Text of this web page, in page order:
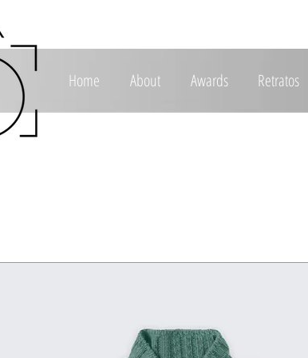
Home About Awards Retratos